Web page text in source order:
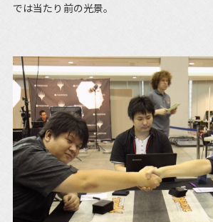
では当たり前の光景。